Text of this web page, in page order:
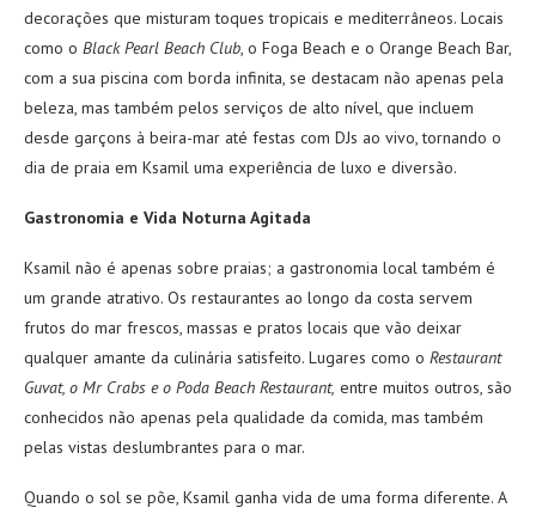
decorações que misturam toques tropicais e mediterrâneos. Locais
como o Black Pearl Beach Club, o Foga Beach e o Orange Beach Bar,
com a sua piscina com borda infinita, se destacam não apenas pela
beleza, mas também pelos serviços de alto nível, que incluem
desde garçons à beira-mar até festas com DJs ao vivo, tornando o
dia de praia em Ksamil uma experiência de luxo e diversão.
Gastronomia e Vida Noturna Agitada
Ksamil não é apenas sobre praias; a gastronomia local também é
um grande atrativo. Os restaurantes ao longo da costa servem
frutos do mar frescos, massas e pratos locais que vão deixar
qualquer amante da culinária satisfeito. Lugares como o Restaurant
Guvat, o Mr Crabs e o Poda Beach Restaurant, entre muitos outros, são
conhecidos não apenas pela qualidade da comida, mas também
pelas vistas deslumbrantes para o mar.
Quando o sol se põe, Ksamil ganha vida de uma forma diferente. A